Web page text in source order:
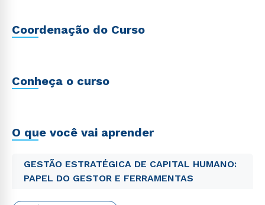
Coordenação do Curso
Conheça o curso
O que você vai aprender
GESTÃO ESTRATÉGICA DE CAPITAL HUMANO:
PAPEL DO GESTOR E FERRAMENTAS